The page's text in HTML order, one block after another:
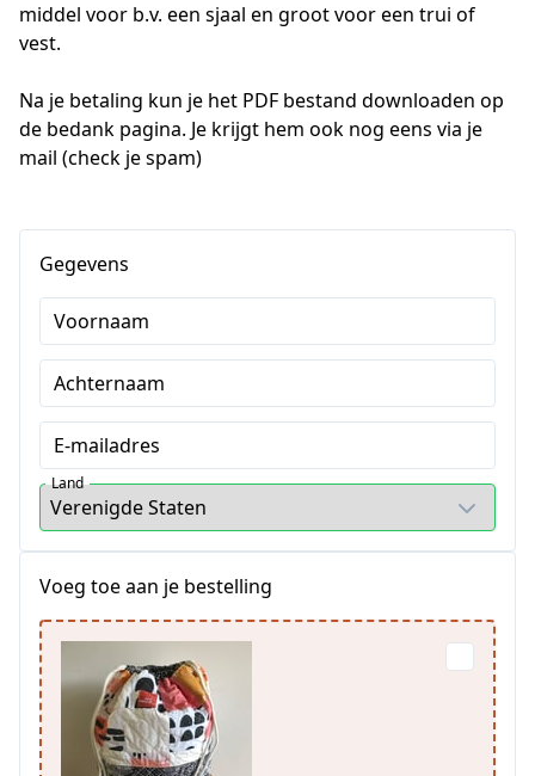
middel voor b.v. een sjaal en groot voor een trui of
vest.
Na je betaling kun je het PDF bestand downloaden op
de bedank pagina. Je krijgt hem ook nog eens via je
mail (check je spam)
Gegevens
Voornaam
Achternaam
E-mailadres
Land
Voeg toe aan je bestelling